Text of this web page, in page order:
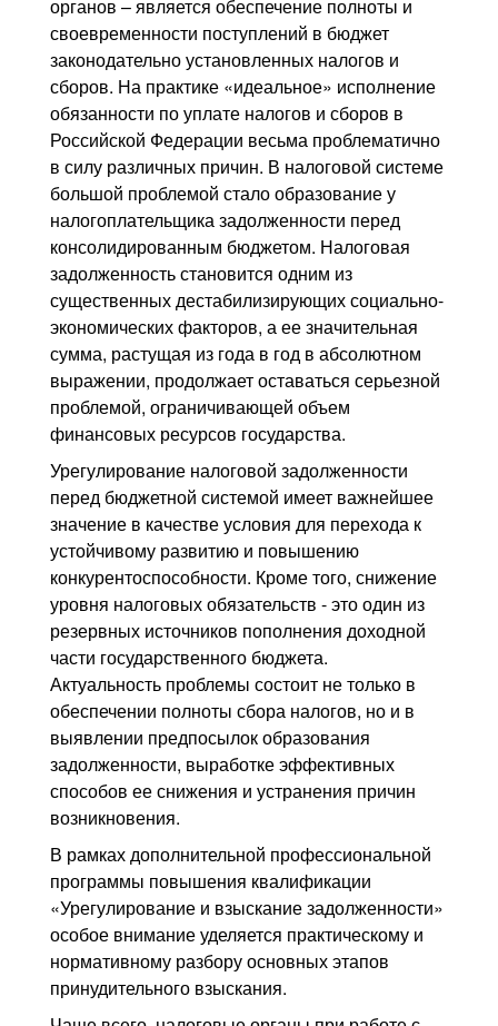
органов – является обеспечение полноты и
своевременности поступлений в бюджет
законодательно установленных налогов и
сборов. На практике «идеальное» исполнение
обязанности по уплате налогов и сборов в
Российской Федерации весьма проблематично
в силу различных причин. В налоговой системе
большой проблемой стало образование у
налогоплательщика задолженности перед
консолидированным бюджетом. Налоговая
задолженность становится одним из
существенных дестабилизирующих социально-
экономических факторов, а ее значительная
сумма, растущая из года в год в абсолютном
выражении, продолжает оставаться серьезной
проблемой, ограничивающей объем
финансовых ресурсов государства.
Урегулирование налоговой задолженности
перед бюджетной системой имеет важнейшее
значение в качестве условия для перехода к
устойчивому развитию и повышению
конкурентоспособности. Кроме того, снижение
уровня налоговых обязательств - это один из
резервных источников пополнения доходной
части государственного бюджета.
Актуальность проблемы состоит не только в
обеспечении полноты сбора налогов, но и в
выявлении предпосылок образования
задолженности, выработке эффективных
способов ее снижения и устранения причин
возникновения.
В рамках дополнительной профессиональной
программы повышения квалификации
«Урегулирование и взыскание задолженности»
особое внимание уделяется практическому и
нормативному разбору основных этапов
принудительного взыскания.